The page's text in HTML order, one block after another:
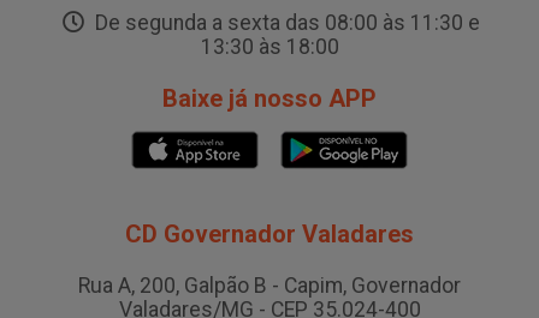
De segunda a sexta das 08:00 às 11:30 e
13:30 às 18:00
Baixe já nosso APP
CD Governador Valadares
Rua A, 200, Galpão B - Capim, Governador
Valadares/MG - CEP 35.024-400